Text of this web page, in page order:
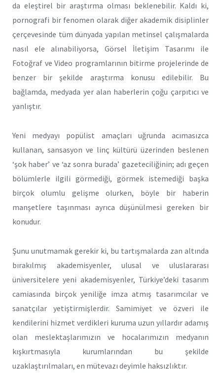
da eleştirel bir araştırma olması beklenebilir. Kaldı ki,
pornografi bir fenomen olarak diğer akademik disiplinler
çerçevesinde tüm dünyada yapılan metinsel çalışmalarda
nasıl ele alınabiliyorsa, Görsel İletişim Tasarımı ile
Fotoğraf ve Video programlarının bitirme projelerinde de
benzer bir şekilde araştırma konusu edilebilir. Bu
bağlamda, medyada yer alan haberlerin çoğu çarpıtıcı ve
yanlıştır.
Yeni medyayı popülist amaçları uğrunda acımasızca
kullanan, sansasyon ve linç kültürü üzerinden beslenen
‘şok haber’ ve ‘az sonra burada’ gazeteciliğinin; adı geçen
bölümlerle ilgili görmediği, görmek istemediği başka
birçok olumlu gelişme olurken, böyle bir haberin
manşetlere taşınması ayrıca düşünülmesi gereken bir
konudur.
Şunu unutmamak gerekir ki, bu tartışmalarda zan altında
bırakılmış akademisyenler, ulusal ve uluslararası
üniversitelere yeni akademisyenler, Türkiye’deki tasarım
camiasında birçok yeniliğe imza atmış tasarımcılar ve
sanatçılar yetiştirmişlerdir. Samimiyet ve özveri ile
kendilerini hizmet verdikleri kuruma uzun yıllardır adamış
olan meslektaşlarımızın ve hocalarımızın medyanın
kışkırtmasıyla kurumlarından bu şekilde
uzaklaştırılmaları, en mütevazı deyimle haksızlıktır.